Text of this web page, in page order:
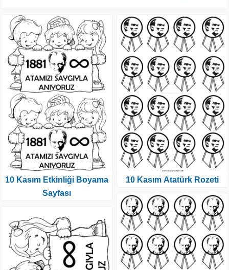
10 Kasım Etkinliği Boyama
Sayfası
10 Kasım Atatürk Rozeti